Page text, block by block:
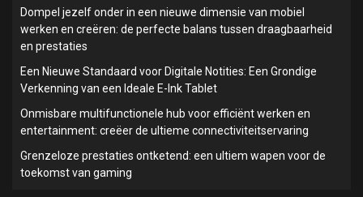
Dompel jezelf onder in een nieuwe dimensie van mobiel
werken en creëren: de perfecte balans tussen draagbaarheid
en prestaties
Een Nieuwe Standaard voor Digitale Notities: Een Grondige
Verkenning van een Ideale E-Ink Tablet
Onmisbare multifunctionele hub voor efficiënt werken en
entertainment: creëer de ultieme connectiviteitservaring
Grenzeloze prestaties ontketend: een ultiem wapen voor de
toekomst van gaming